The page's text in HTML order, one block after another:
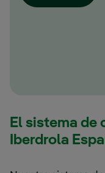
El sistema de
Iberdrola